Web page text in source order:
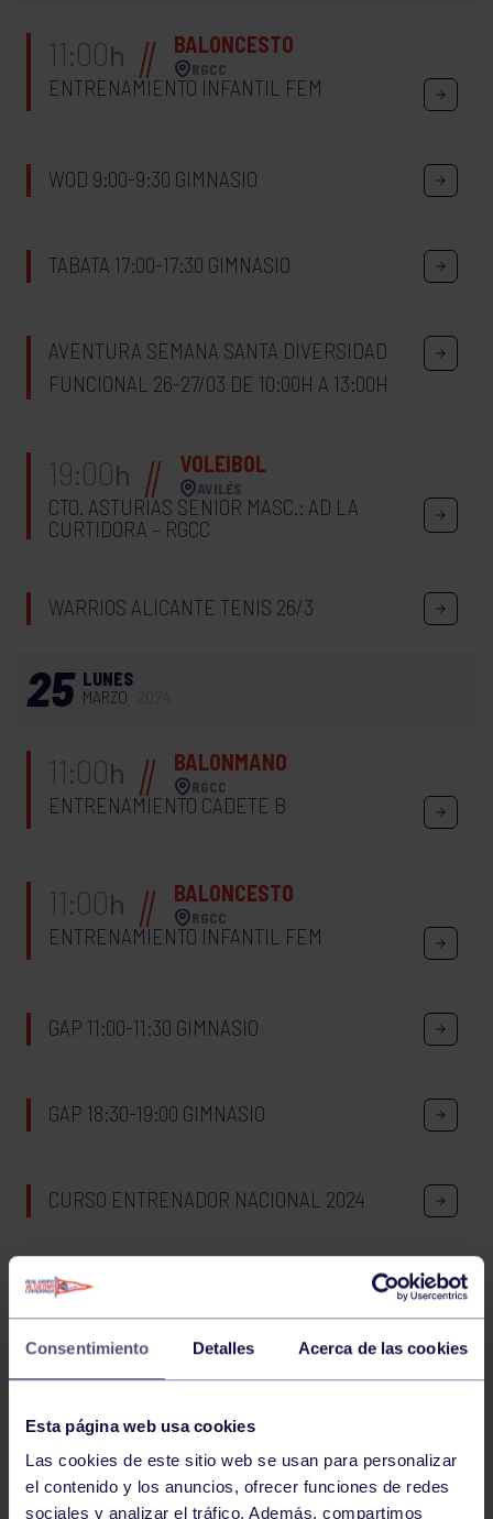
Consentimiento Detalles Acerca de las cookies
Esta página web usa cookies
Las cookies de este sitio web se usan para personalizar
el contenido y los anuncios, ofrecer funciones de redes
sociales y analizar el tráfico. Además, compartimos
11:00h BALONCESTO
RGCC
ENTRENAMIENTO INFANTIL FEM
WOD 9:00-9:30 GIMNASIO
TABATA 17:00-17:30 GIMNASIO
AVENTURA SEMANA SANTA DIVERSIDAD
FUNCIONAL 26-27/03 DE 10:00H A 13:00H
19:00h VOLEIBOL
AVILÉS
CTO. ASTURIAS SENIOR MASC.: AD LA
CURTIDORA – RGCC
WARRIOS ALICANTE TENIS 26/3
25 LUNES
MARZO
11:00h BALONMANO
RGCC
ENTRENAMIENTO CADETE B
11:00h BALONCESTO
RGCC
ENTRENAMIENTO INFANTIL FEM
GAP 11:00-11:30 GIMNASIO
GAP 18:30-19:00 GIMNASIO
CURSO ENTRENADOR NACIONAL 2024
MARCA VALENCIA TENIS 25/3
739 740 741 743 744 745